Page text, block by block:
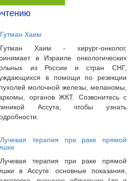
Гутман Хаим
Гутман Хаим - хирург-онколог,
в Израиле онкологических
из России и стран СНГ,
в помощи по резекции
молочной железы, меланомы,
органов ЖКТ. Созвонитесь с
Ассута, чтобы узнать
Лучевая терапия при раке прямой
Лучевая терапия при раке прямой
в Ассуте: основные показания,